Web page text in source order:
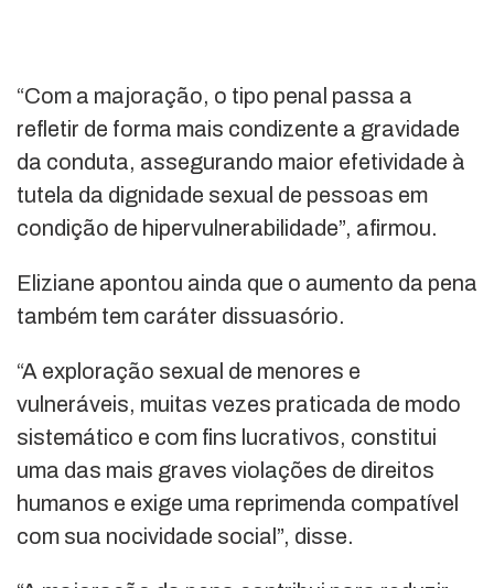
“Com a majoração, o tipo penal passa a
refletir de forma mais condizente a gravidade
da conduta, assegurando maior efetividade à
tutela da dignidade sexual de pessoas em
condição de hipervulnerabilidade”, afirmou.
Eliziane apontou ainda que o aumento da pena
também tem caráter dissuasório.
“A exploração sexual de menores e
vulneráveis, muitas vezes praticada de modo
sistemático e com fins lucrativos, constitui
uma das mais graves violações de direitos
humanos e exige uma reprimenda compatível
com sua nocividade social”, disse.